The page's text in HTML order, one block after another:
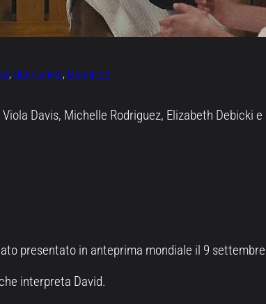
, doppiaggio, lavagnino
Davis, Michelle Rodriguez, Elizabeth Debicki
presentato in anteprima mondiale il 9
interpreta David.